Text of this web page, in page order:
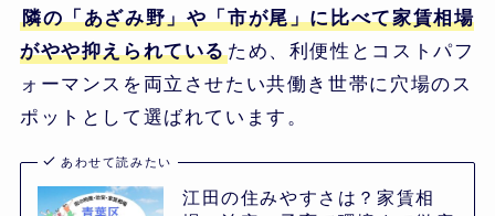
隣の「あざみ野」や「市が尾」に比べて家賃相場
がやや抑えられているため、利便性とコストパフ
ォーマンスを両立させたい共働き世帯に穴場のス
ポットとして選ばれています。
あわせて読みたい
江田の住みやすさは？家賃相